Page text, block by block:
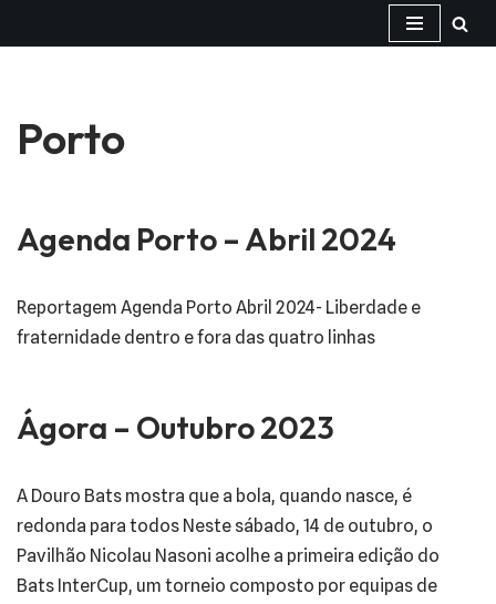
o
conteúdo
Porto
Agenda Porto – Abril 2024
Reportagem Agenda Porto Abril 2024- Liberdade e
fraternidade dentro e fora das quatro linhas
Ágora – Outubro 2023
A Douro Bats mostra que a bola, quando nasce, é
redonda para todos Neste sábado, 14 de outubro, o
Pavilhão Nicolau Nasoni acolhe a primeira edição do
Bats InterCup, um torneio composto por equipas de